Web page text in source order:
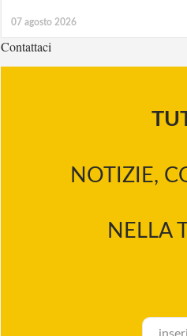
07 agosto 2026
Contattaci
NOTIZIE,
NELLA